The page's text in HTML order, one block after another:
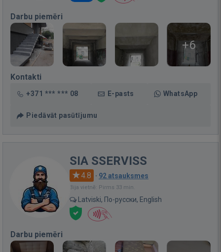
Darbu piemēri
+6
Kontakti
+371 *** *** 08 E-pasts WhatsApp
Piedāvāt pasūtījumu
SIA SSERVISS
4.8 · 92 atsauksmes
Bija vietnē: Pirms 33 min.
Latviski, По-русски, English
Darbu piemēri